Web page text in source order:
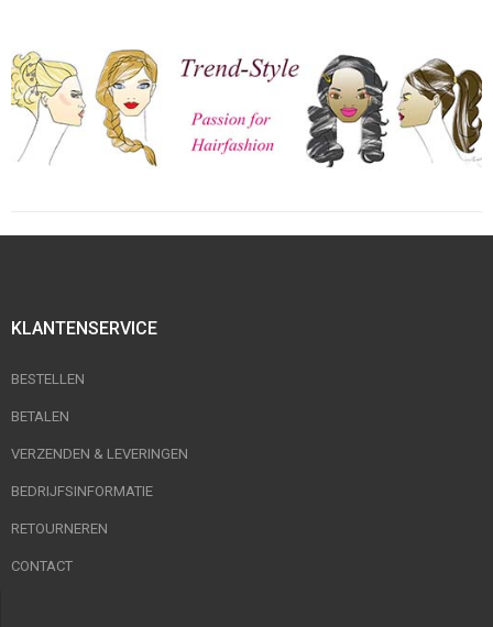
KLANTENSERVICE
BESTELLEN
BETALEN
VERZENDEN & LEVERINGEN
BEDRIJFSINFORMATIE
RETOURNEREN
CONTACT